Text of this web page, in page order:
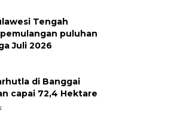
Tengah
puluhan
Juli 2026
di Banggai
capai 72,4 Hektare